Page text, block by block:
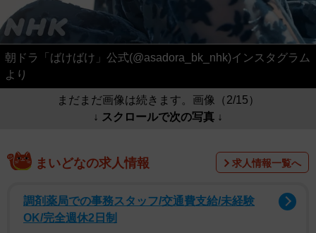
朝ドラ「ばけばけ」公式(@asadora_bk_nhk)インスタグラム
より
まだまだ画像は続きます。画像（2/15）
↓ スクロールで次の写真 ↓
まいどなの求人情報 求人情報一覧へ
調剤薬局での事務スタッフ/交通費支給/未経験
OK/完全週休2日制